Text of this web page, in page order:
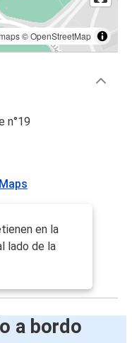
©OpenStreetMap
n°19
en la
lado de la
a bordo